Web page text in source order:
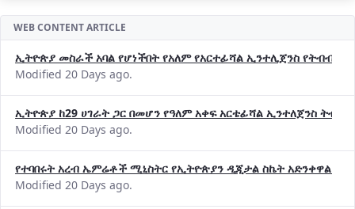
WEB CONTENT ARTICLE
ኢትዮጵያ መስራች አባል የሆነችበት የአለም የአርተፊሻል ኢንተሊጀንስ የትብብር
Modified 20 Days ago.
ኢትዮጵያ ከ29 ሀገራት ጋር በመሆን የዓለም አቀፍ አርቴፊሻል ኢንተለጀንስ
Modified 20 Days ago.
የተባበሩት አረብ ኤምሬቶች ሚኒስትር የኢትዮጵያን ዲጂታል ስኬት አድንቀዋል
Modified 20 Days ago.